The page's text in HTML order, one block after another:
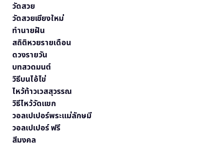
วัดสวย
วัดสวยเชียงใหม่
ทำนายฝัน
สถิติหวยรายเดือน
ดวงรายวัน
บทสวดมนต์
วิธีบนไอ้ไข่
ไหว้ท้าวเวสสุวรรณ
วิธีไหว้วัดแขก
วอลเปเปอร์พระแม่ลักษมี
วอลเปเปอร์ ฟรี
สีมงคล